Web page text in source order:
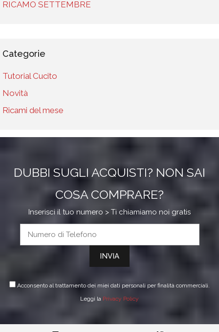
RICAMO SETTEMBRE
Categorie
Tutorial Cucito
Novità
Ricami del mese
DUBBI SUGLI ACQUISTI? NON SAI
COSA COMPRARE?
Inserisci il tuo numero > Ti chiamiamo noi gratis
Acconsento al trattamento dei miei dati personali per finalità commerciali.
Leggi la Privacy Policy